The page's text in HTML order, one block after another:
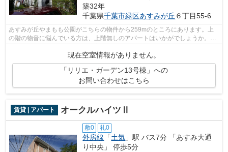
築32年
千葉県千葉市緑区あすみが丘 ６丁目55-6
あすみが丘やまもも公園がこちらの物件から259mのところにあります。上
の階の物音に悩んでいる方は、上階無しのアパートはいかがでしょうか。こ
現在空室情報がありません。
「リリエ・ガーデン13号棟」への
お問い合わせはこちら
賃貸 | アパート オークルハイツⅡ
敷0 礼0
外房線 「土気 」駅 バス7分 「あすみ大通
り中央」 停歩5分